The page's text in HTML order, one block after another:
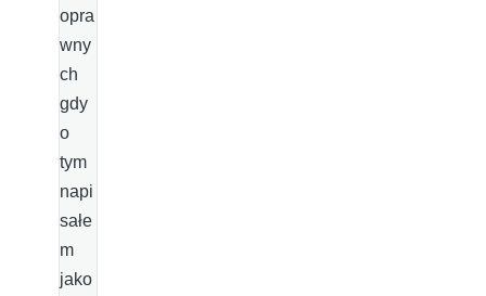
opra
wny
ch
gdy
o
tym
napi
sałe
m
jako